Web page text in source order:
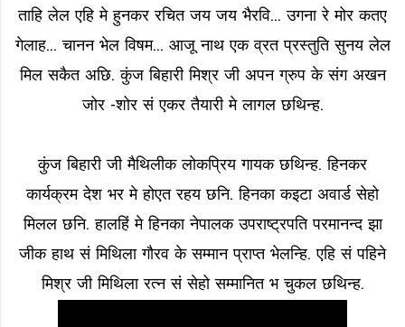
ताहि लेल एहि मे हुनकर रचित जय जय भैरवि... उगना रे मोर कतए
गेलाह... चानन भेल विषम... आजू नाथ एक व्रत प्रस्तुति सुनय लेल
मिल सकैत अछि. कुंज बिहारी मिश्र जी अपन ग्रुप के संग अखन
जोर -शोर सं एकर तैयारी मे लागल छथिन्ह.
कुंज बिहारी जी मैथिलीक लोकप्रिय गायक छथिन्ह. हिनकर
कार्यक्रम देश भर मे होएत रहय छनि. हिनका कइटा अवार्ड सेहो
मिलल छनि. हालहिं मे हिनका नेपालक उपराष्ट्रपति परमानन्द झा
जीक हाथ सं मिथिला गौरव के सम्मान प्राप्त भेलन्हि. एहि सं पहिने
मिश्र जी मिथिला रत्न सं सेहो सम्मानित भ चुकल छथिन्ह.